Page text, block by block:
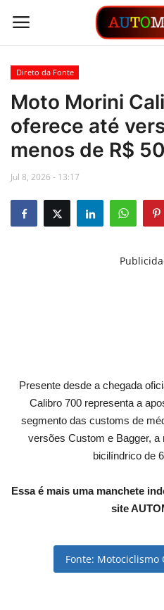
Login
Contato
Links
Busca Direta
Direto da Fonte
Moto Morini
oferece até
menos de R$
Jul 8, 2026 - 13:17
Presente desde a chegada
Calibro 700 representa a
segmento das customs de
versões Custom e Bagger,
bicilíndrico de
Essa é mais uma manchete
site
Fonte: